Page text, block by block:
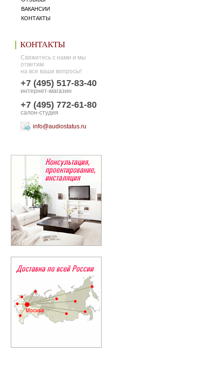
ВАКАНСИИ
КОНТАКТЫ
КОНТАКТЫ
Свяжитесь с нами и мы
ответим
на все ваши вопросы!
+7 (495) 517-83-40
интернет-магазин
+7 (495) 772-61-80
салон-студия
info@audiostatus.ru